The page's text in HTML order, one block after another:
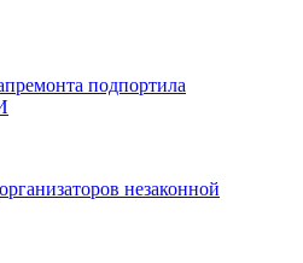
подпортила
незаконной